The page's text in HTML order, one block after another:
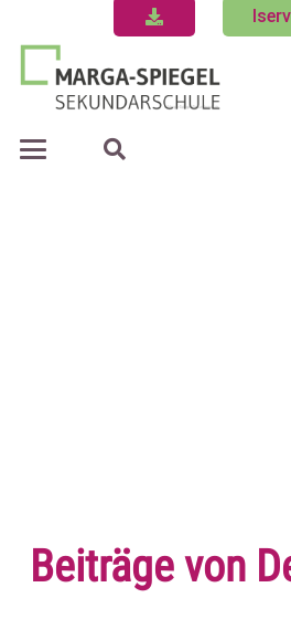
Iserv
Beiträge von